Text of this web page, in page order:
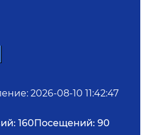
: 2026-08-10 11:42:47
160Посещений: 90